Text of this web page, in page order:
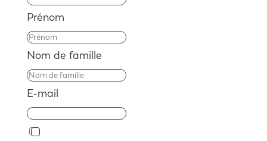
Prénom
Nom de famille
E-mail